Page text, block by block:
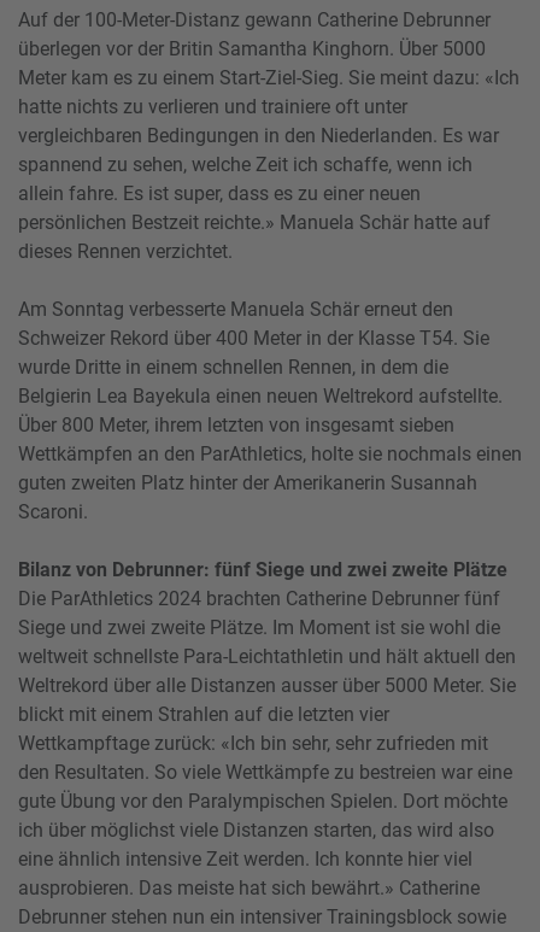
Auf der 100-Meter-Distanz gewann Catherine Debrunner
überlegen vor der Britin Samantha Kinghorn. Über 5000
Meter kam es zu einem Start-Ziel-Sieg. Sie meint dazu: «Ich
hatte nichts zu verlieren und trainiere oft unter
vergleichbaren Bedingungen in den Niederlanden. Es war
spannend zu sehen, welche Zeit ich schaffe, wenn ich
allein fahre. Es ist super, dass es zu einer neuen
persönlichen Bestzeit reichte.» Manuela Schär hatte auf
dieses Rennen verzichtet.
Am Sonntag verbesserte Manuela Schär erneut den
Schweizer Rekord über 400 Meter in der Klasse T54. Sie
wurde Dritte in einem schnellen Rennen, in dem die
Belgierin Lea Bayekula einen neuen Weltrekord aufstellte.
Über 800 Meter, ihrem letzten von insgesamt sieben
Wettkämpfen an den ParAthletics, holte sie nochmals einen
guten zweiten Platz hinter der Amerikanerin Susannah
Scaroni.
Bilanz von Debrunner: fünf Siege und zwei zweite Plätze
Die ParAthletics 2024 brachten Catherine Debrunner fünf
Siege und zwei zweite Plätze. Im Moment ist sie wohl die
weltweit schnellste Para-Leichtathletin und hält aktuell den
Weltrekord über alle Distanzen ausser über 5000 Meter. Sie
blickt mit einem Strahlen auf die letzten vier
Wettkampftage zurück: «Ich bin sehr, sehr zufrieden mit
den Resultaten. So viele Wettkämpfe zu bestreien war eine
gute Übung vor den Paralympischen Spielen. Dort möchte
ich über möglichst viele Distanzen starten, das wird also
eine ähnlich intensive Zeit werden. Ich konnte hier viel
ausprobieren. Das meiste hat sich bewährt.» Catherine
Debrunner stehen nun ein intensiver Trainingsblock sowie